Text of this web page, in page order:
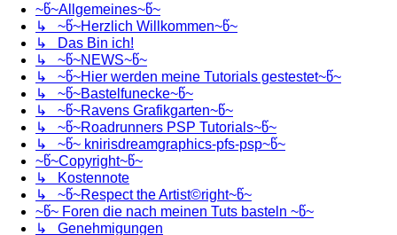
~წ~Allgemeines~წ~
↳ ~წ~Herzlich Willkommen~წ~
↳ Das Bin ich!
↳ ~წ~NEWS~წ~
↳ ~წ~Hier werden meine Tutorials gestestet~წ~
↳ ~წ~Bastelfunecke~წ~
↳ ~წ~Ravens Grafikgarten~წ~
↳ ~წ~Roadrunners PSP Tutorials~წ~
↳ ~წ~ knirisdreamgraphics-pfs-psp~წ~
~წ~Copyright~წ~
↳ Kostennote
↳ ~წ~Respect the Artist©right~წ~
~წ~ Foren die nach meinen Tuts basteln ~წ~
↳ Genehmigungen